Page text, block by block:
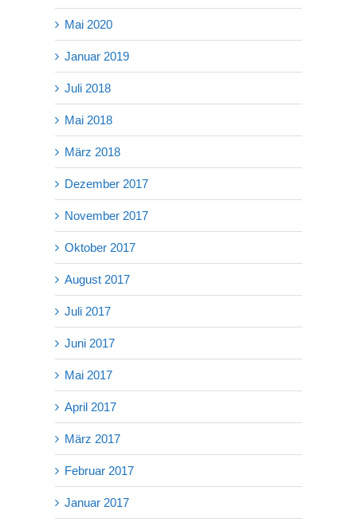
Mai 2020
Januar 2019
Juli 2018
Mai 2018
März 2018
Dezember 2017
November 2017
Oktober 2017
August 2017
Juli 2017
Juni 2017
Mai 2017
April 2017
März 2017
Februar 2017
Januar 2017